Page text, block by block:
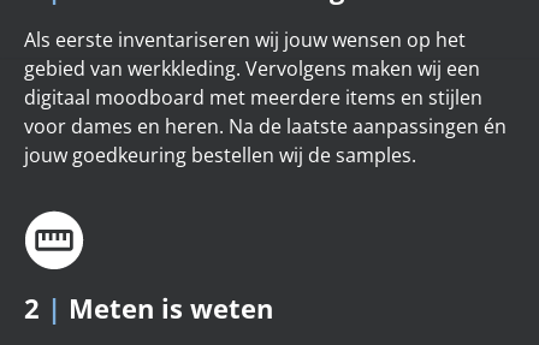
Als eerste inventariseren wij jouw wensen op het
gebied van werkkleding. Vervolgens maken wij een
digitaal moodboard met meerdere items en stijlen
voor dames en heren. Na de laatste aanpassingen én
jouw goedkeuring bestellen wij de samples.
2 | Meten is weten